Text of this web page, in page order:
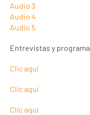
Audio 3
Audio 4
Audio 5
Entrevistas y
Clic aquí
Clic aquí
Clic aquí